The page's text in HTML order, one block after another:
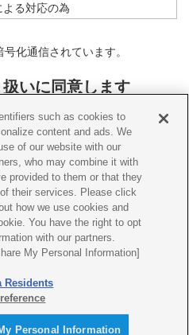
る対応の為
の契約上の義務の履行の為
産（ネットワークや情報資産
全の確保の為
合を除き、取得した個人情報
に提供することはございませ
いに関する業務を委託するた
提供することがあります。こ
委託先に対し、提供した個人
るとともに適切な管理をいた
化通信されています。
いに同意します
Co., Ltd.
such as cookies to
content and ads. We
of our website with our
who may combine it with
provided to them or that they
their services. Please click
how we use cookies and
You have the right to opt
with our partners.
My Personal Information]
Residents
Personal Information